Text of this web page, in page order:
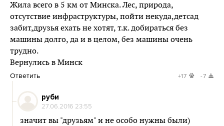
Жила всего в 5 км от Минска. Лес, природа,
отсутствие инфраструктуры, пойти некуда,детсад
забит,друзья ехать не хотят, т.к. добираться без
машины долго, да и в целом, без машины очень
трудно.
Вернулись в Минск
Ответить +17 -7
руби
27.06.2016 23:55
значит вы "друзьям" и не особо нужны были)